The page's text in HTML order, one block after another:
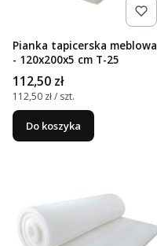
Pianka tapicerska meblowa
- 120x200x5 cm T-25
Cena
112,50 zł
Cena jednostkowa
112,50 zł / szt.
Do koszyka